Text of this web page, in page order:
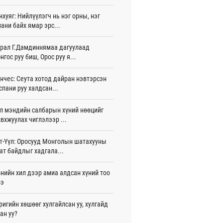
15 цаг 40 мин
Н.Амарзаяа: 32 хуудастай
дэвтэр долоо хоногт л дүүрдэг
15 цаг 31 мин
байна
12 цаг 01 мин
80 мянган евро хандивлажээ
11 цаг 30 мин
өртэй шатахуун импортлогч ААН-
дансыг битүүмжлэхгүй
11 цаг 20 мин
аагим халуун өдрүүд үргэлжилсээр
11 цаг 20 мин
шигшээ баг Азийн наадам-д
Нийлүүлэгч нь нэг орны, нэг
байх ямар эрс...
Г.Дамдиннямаа дагуулаад
руу биш, Орос руу я...
Сеута хотод дайран нэвтэрсэн
руу халдсан...
мэндийн салбарын хүний нөөцийг
чиглэлээр ...
Үүл: Оросууд Монголын шатахууны
байдлыг хадгала...
хил дээр амиа алдсан хүний тоо
хөшөөг хулгайлсан уу, хулгайд
уу?